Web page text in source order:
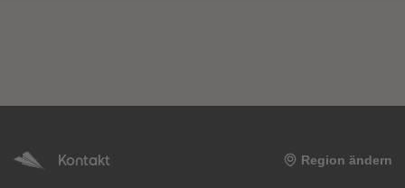
Kontakt Region ändern